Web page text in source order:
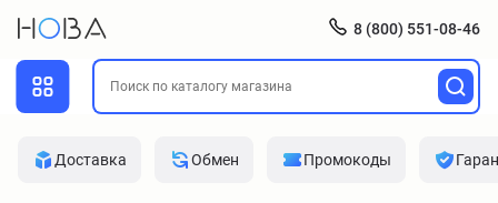
8 (800) 551-08-46
Доставка Обмен Промокоды